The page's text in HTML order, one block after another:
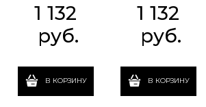
1 132
руб.
В КОРЗИНУ
1 132
руб.
В КОРЗИНУ